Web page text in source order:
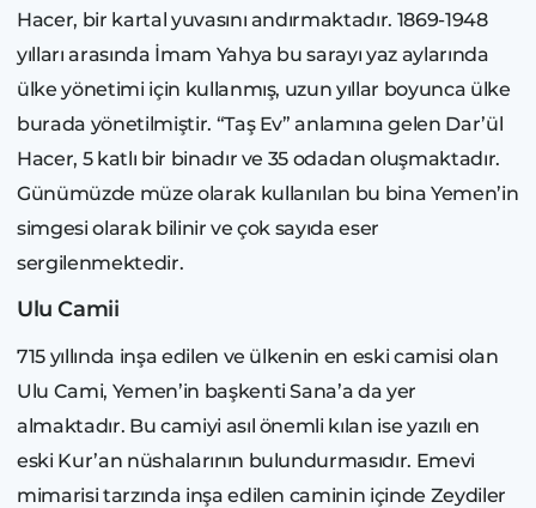
Hacer, bir kartal yuvasını andırmaktadır. 1869-1948
yılları arasında İmam Yahya bu sarayı yaz aylarında
ülke yönetimi için kullanmış, uzun yıllar boyunca ülke
burada yönetilmiştir. “Taş Ev” anlamına gelen Dar’ül
Hacer, 5 katlı bir binadır ve 35 odadan oluşmaktadır.
Günümüzde müze olarak kullanılan bu bina Yemen’in
simgesi olarak bilinir ve çok sayıda eser
sergilenmektedir.
Ulu Camii
715 yıllında inşa edilen ve ülkenin en eski camisi olan
Ulu Cami, Yemen’in başkenti Sana’a da yer
almaktadır. Bu camiyi asıl önemli kılan ise yazılı en
eski Kur’an nüshalarının bulundurmasıdır. Emevi
mimarisi tarzında inşa edilen caminin içinde Zeydiler